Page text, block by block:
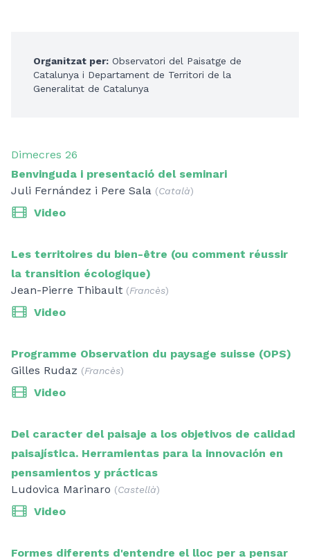
Organitzat per: Observatori del Paisatge de
Catalunya i Departament de Territori de la
Generalitat de Catalunya
Dimecres 26
Benvinguda i presentació del seminari
Juli Fernández i Pere Sala (Català)
Video
Les territoires du bien-être (ou comment réussir
la transition écologique)
Jean-Pierre Thibault (Francès)
Video
Programme Observation du paysage suisse (OPS)
Gilles Rudaz (Francès)
Video
Del caracter del paisaje a los objetivos de calidad
paisajística. Herramientas para la innovación en
pensamientos y prácticas
Ludovica Marinaro (Castellà)
Video
Formes diferents d'entendre el lloc per a pensar